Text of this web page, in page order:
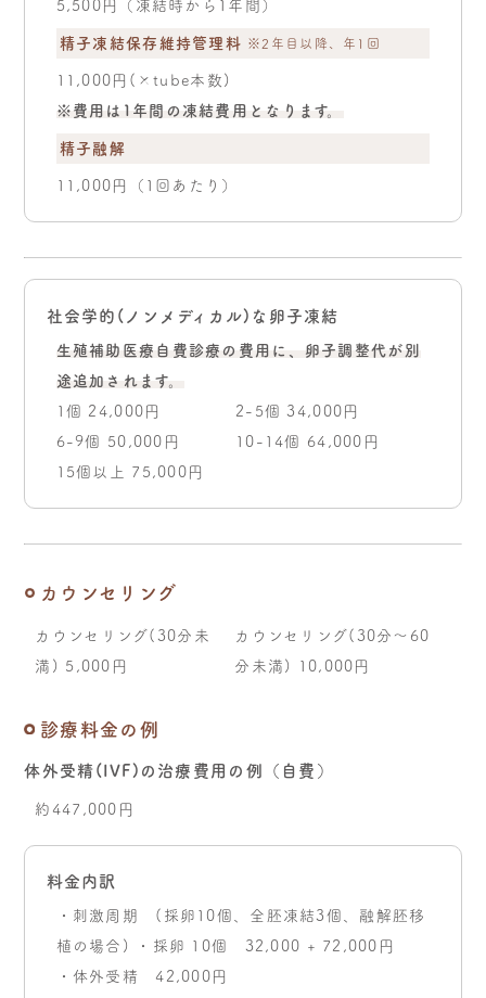
5,500円（凍結時から1年間）
精子凍結保存維持管理料 ※2年目以降、年1回
11,000円(×tube本数)
※費用は1年間の凍結費用となります。
精子融解
11,000円（1回あたり）
社会学的(ノンメディカル)な卵子凍結
生殖補助医療自費診療の費用に、卵子調整代が別
途追加されます。
1個 24,000円
2-5個 34,000円
6-9個 50,000円
10-14個 64,000円
15個以上 75,000円
カウンセリング
カウンセリング(30分未
満) 5,000円
カウンセリング(30分〜60
分未満) 10,000円
診療料金の例
体外受精(IVF)の治療費用の例（自費）
約447,000円
料金内訳
・刺激周期 (採卵10個、全胚凍結3個、融解胚移
植の場合) ・採卵 10個 32,000 + 72,000円
・体外受精 42,000円